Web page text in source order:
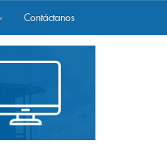
Contáctanos